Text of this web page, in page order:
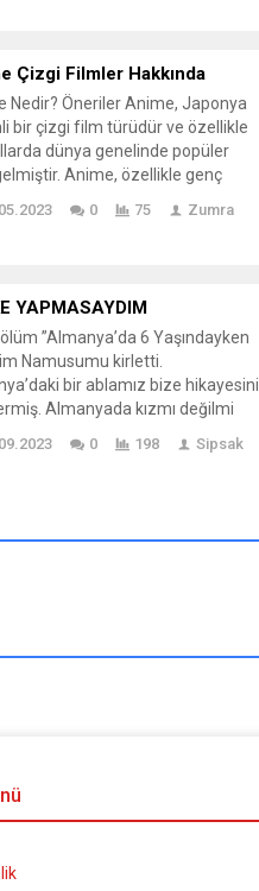
müziği dinleyin. Ayaklarınızla...
Çizgi Filmler Hakkında
Nedir? Öneriler Anime, Japonya
bir çizgi film türüdür ve özellikle
dünya genelinde popüler
Anime, özellikle genç
arasında büyük bir hayran
sahiptir ve birçok farklı türü
0 75 Zumra
YAPMASAYDIM
”Almanya’da 6 Yaşındayken
Namusumu kirletti.
bir ablamız bize hikayesini
Almanyada kızmı değilmi
ailesi. Öz abisinden…6
1970 li yıllarda olmuş bu
0 198 Sipsak